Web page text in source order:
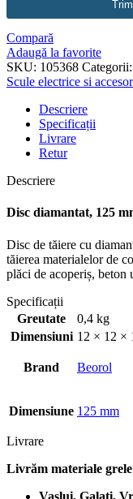
Compară
Adaugă la favorite
SKU: 105368 Categorii:
Scule electrice si
Descriere
Specificații
Livrare
Retur
Descriere
Disc diamantat, 125
Disc de tăiere cu
tăierea materialelor de
plăci de acoperiș, beton
Specificații
Greutate
0,4 kg
Dimensiuni 12 × 12 ×
Brand Beorol
Dimensiune 125 mm
Livrare
Livrăm materiale
Vaslui, Galați,